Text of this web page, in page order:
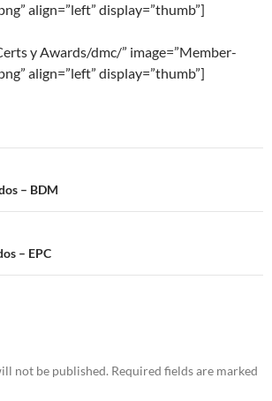
align=”left” display=”thumb”]
y Awards/dmc/” image=”Member-
align=”left” display=”thumb”]
– BDM
– EPC
not be published. Required fields are marked